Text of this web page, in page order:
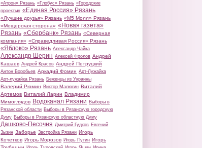
«Атрон» Рязань «Глобус» Рязань «Городские
проекты» «Единая Россия» Рязань
«Лучшие друзья» Рязань «М5 Молл» Рязань
«Мещерская сторона» «Новая газета»
Рязань «Сбербанк» Рязань «Северная
компания» «Справедливая Россия» Рязань
«Яблоко» Рязань Александр Чайка
Александр Шерин Алексей Фролов Андрей
Кашаев Андрей Красов Андрей Петруцкий
Антон Воробьев Аркадий Фомин Арт-Лужайка
Арт-лужайка Рязань Беженцы из Украины
Валерий Рюмин Виктор Малюгин Виталий
Артемов Виталий Ларин Владимир
Мимоглядов Водоканал Рязани Выборы в
Рязанской области Выборы в Рязанскую городскую
Думу Выборы в Рязанскую областную Думу
Дашково-Песочня Дмитрий Гудков Евгений
Зызин Заборье Застройка Рязани Игорь
Кочетков Игорь Морозов Игорь Путин Игорь